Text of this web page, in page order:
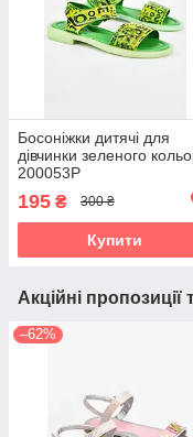
Босоніжки дитячі для
дівчинки зеленого
200053P
195 ₴ 300 ₴
Купити
Акційні пропозиції
–62%